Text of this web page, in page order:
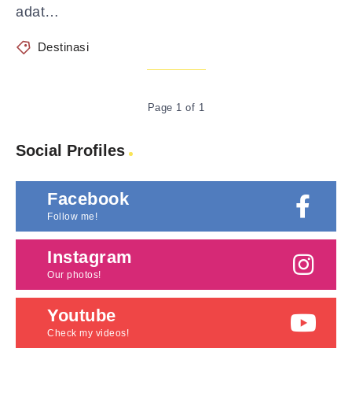
adat…
Destinasi
Page 1 of 1
Social Profiles
Facebook
Follow me!
Instagram
Our photos!
Youtube
Check my videos!